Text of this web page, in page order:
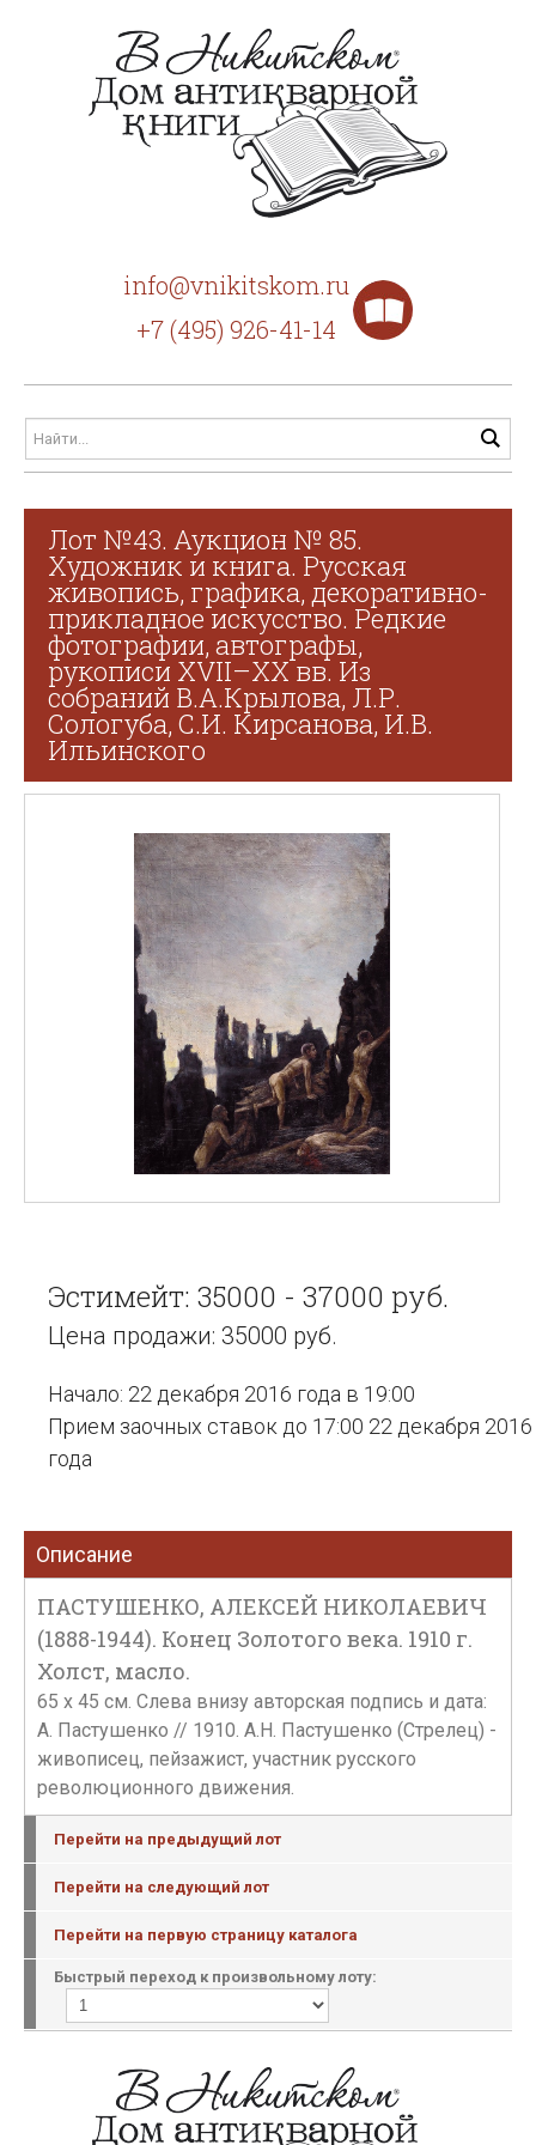
info@vnikitskom.ru
+7 (495) 926-41-14
Лот №43. Аукцион № 85.
Художник и книга. Русская
живопись, графика, декоративно-
прикладное искусство. Редкие
фотографии, автографы,
рукописи XVII–XX вв. Из
собраний В.А.Крылова, Л.Р.
Сологуба, С.И. Кирсанова, И.В.
Ильинского
Эстимейт: 35000 - 37000 руб.
Цена продажи: 35000 руб.
Начало: 22 декабря 2016 года в 19:00
Прием заочных ставок до 17:00 22 декабря 2016
года
Описание
ПАСТУШЕНКО, АЛЕКСЕЙ НИКОЛАЕВИЧ
(1888-1944). Конец Золотого века. 1910 г.
Холст, масло.
65 х 45 см. Слева внизу авторская подпись и дата:
А. Пастушенко // 1910. А.Н. Пастушенко (Стрелец) -
живописец, пейзажист, участник русского
революционного движения.
Перейти на предыдущий лот
Перейти на следующий лот
Перейти на первую страницу каталога
Быстрый переход к произвольному лоту: